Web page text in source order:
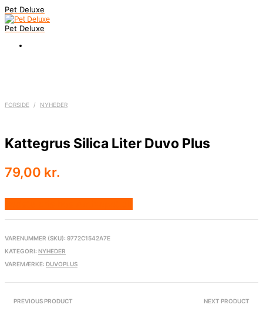
Pet Deluxe
Pet Deluxe
FORSIDE / NYHEDER
Kattegrus Silica Liter Duvo Plus
79,00 kr.
VARENUMMER (SKU): 9772C1542A7E
KATEGORI: NYHEDER
VAREMÆRKE: DUVOPLUS
PREVIOUS PRODUCT NEXT PRODUCT